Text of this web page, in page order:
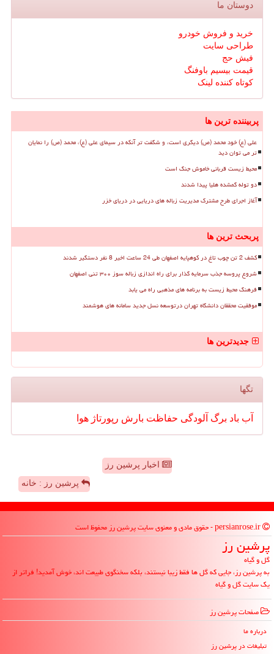
دوستان ما
خرید و فروش خودرو
طراحی سایت
فیش حج
قیمت بیسیم باوفنگ
کوتاه کننده لینک
پربیننده ترین ها
علی (ع) خود محمد (ص) دیگری است، و شگفت تر آنکه در سیمای علی (ع)، محمد (ص) را نمایان
تر می توان دید
محیط زیست قربانی خاموش جنگ است
دو توله گمشده هلیا پیدا شدند
آغاز اجرای طرح مشترک مدیریت زباله های دریایی در دریای خزر
پربحث ترین ها
کشف 2 تن چوب تاغ در کوهپایه اصفهان طی 24 ساعت اخیر 8 نفر دستگیر شدند
شروع پروسه جذب سرمایه گذار برای راه اندازی زباله سوز ۳۰۰ تنی اصفهان
فرهنگ محیط زیست به برنامه های مذهبی راه می یابد
موفقیت محققان دانشگاه تهران درتوسعه نسل جدید سامانه های هوشمند
جدیدترین ها
تگها
آب باد برگ آلودگی حفاظت بارش رپورتاژ هوا
اخبار پرشین رز
پرشین رز : خانه
پرشین رز
گل و گیاه
به پرشین رز، جایی که گل ها فقط زیبا نیستند، بلکه سخنگوی طبیعت اند، خوش آمدید! فراتر از
یک سایت گل و گیاه
صفحات پرشین رز
درباره ما
تبلیغات در پرشین رز